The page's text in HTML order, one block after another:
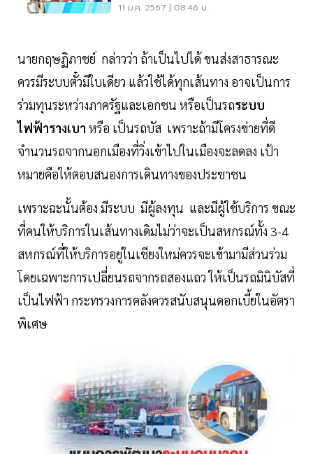
11 ม.ค. 2567 | 08:46 น.
นายกฤษฏิภาชย์ กล่าวว่า ถ้าเป็นไปได้ ขนส่งสาธารณะ
ควรมีระบบตั๋วมีใบเดียว แล้วใช้ได้ทุกเส้นทาง อาจเป็นการ
ร่วมทุนระหว่างภาครัฐและเอกชน หรือเป็นรถระบบ
ไฟฟ้ารางเบา หรือ เป็นรถบัส เพราะถ้ามีโครงข่ายที่ดี
จำนวนรถจากนอกเมืองที่วิ่งเข้าไปในเมืองจะลดลง เป้า
หมายคือให้ตอบสนองการเดินทางของประชาชน
เพราะฉะนั้นต้อง มีระบบ มีผู้ลงทุน และมีผู้ใช้บริการ ขณะ
ที่คนให้บริการในเส้นทางเดิมไม่ว่าจะเป็นสหกรณ์ทั้ง 3-4
สหกรณ์ที่ให้บริการอยู่ในเชียงใหม่ควรจะเข้ามามีส่วนร่วม
โดยเฉพาะการเปลี่ยนรถจากรถสองแถว ให้เป็นรถมินิบัสที่
เป็นไฟฟ้า กระทรวงการคลังควรสนับสนุนดอกเบี้ยในอัตรา
พิเศษ